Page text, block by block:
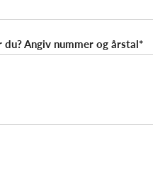
Angiv nummer og årstal*